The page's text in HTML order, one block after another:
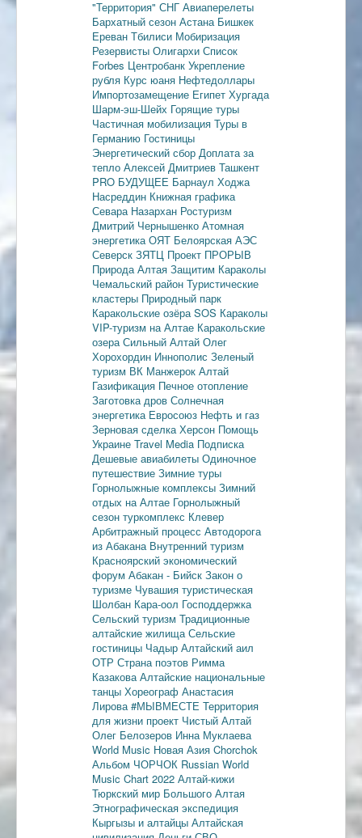
"Территория" СНГ Авиаперелеты
Бархатный сезон Астана Бишкек
Ереван Тбилиси Мобиризация
Резервисты Олигархи Список
Forbes Центробанк Укрепление
рубля Курс юаня Нефтедоллары
Импортозамещение Египет Хургада
Шарм-эш-Шейх Горящие туры
Частичная мобилизация Туры в
Германию Гостиницы
Энергетический сбор Доплата за
тепло Алексей Дмитриев Ташкент
PRO БУДУЩЕЕ Барнаул Ходжа
Насреддин Книжная графика
Севара Назархан Ростуризм
Дмитрий Чернышенко Атомная
энергетика ОЯТ Белоярская АЭС
Северск ЗЯТЦ Проект ПРОРЫВ
Природа Алтая Защитим Караколы
Чемальский район Туристические
кластеры Природный парк
Каракольские озёра SOS Караколы
VIP-туризм на Алтае Каракольские
озера Сильный Алтай Олег
Хорохордин Иннополис Зеленый
туризм ВК Манжерок Алтай
Газификация Печное отопление
Заготовка дров Солнечная
энергетика Евросоюз Нефть и газ
Зерновая сделка Херсон Помощь
Украине Travel Media Подписка
Дешевые авиабилеты Одиночное
путешествие Зимние туры
Горнолыжные комплексы Зимний
отдых на Алтае Горнолыжный
сезон туркомплекс Клевер
Арбитражный процесс Автодорога
из Абакана Внутренний туризм
Красноярский экономический
форум Абакан - Бийск Закон о
туризме Чувашия туристическая
Шолбан Кара-оол Господдержка
Сельский туризм Традиционные
алтайские жилища Сельские
гостиницы Чадыр Алтайский аил
ОТР Страна поэтов Римма
Казакова Алтайские национальные
танцы Хореограф Анастасия
Лирова #МЫВМЕСТЕ Территория
для жизни проект Чистый Алтай
Олег Белозеров Инна Муклаева
World Music Новая Азия Chorchok
Альбом ЧОРЧОК Russian World
Music Chart 2022 Алтай-кижи
Тюркский мир Большого Алтая
Этнографическая экспедиция
Кыргызы и алтайцы Алтайская